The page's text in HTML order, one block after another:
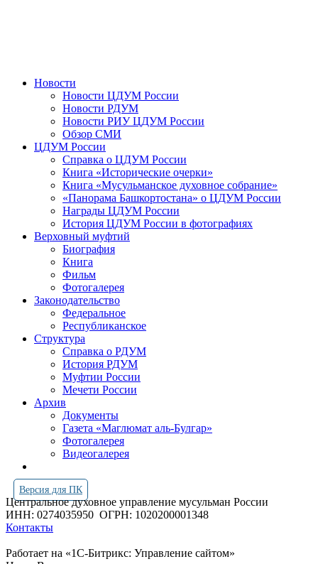
Новости
Новости ЦДУМ России
Новости РДУМ
Новости РИУ ЦДУМ России
Обзор СМИ
ЦДУМ России
Справка о ЦДУМ России
Книга «Исторические очерки»
Книга «Мусульманское духовное собрание»
«Панорама Башкортостана» о ЦДУМ России
Награды ЦДУМ России
История ЦДУМ России в фотографиях
Верховный муфтий
Биография
Книга
Фильм
Фотогалерея
Законодательство
Федеральное
Республиканское
Структура
Справка о РДУМ
История РДУМ
Муфтии России
Мечети России
Архив
Документы
Газета «Маглюмат аль-Булгар»
Фотогалерея
Видеогалерея
Версия для ПК
Центральное духовное управление мусульман России
ИНН: 0274035950 ОГРН: 1020200001348
Контакты
Работает на «1С-Битрикс: Управление сайтом»